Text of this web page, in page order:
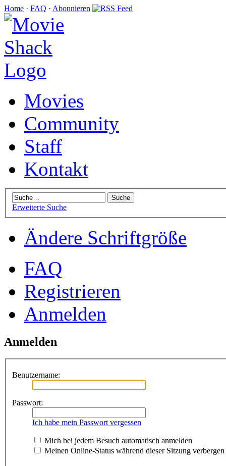
Home · FAQ · Abonnieren
Movies
Community
Staff
Kontakt
Erweiterte Suche
Ändere Schriftgröße
FAQ
Registrieren
Anmelden
Anmelden
Benutzername:
Passwort:
Ich habe mein Passwort vergessen
Mich bei jedem Besuch automatisch anmelden
Meinen Online-Status während dieser Sitzung verbergen